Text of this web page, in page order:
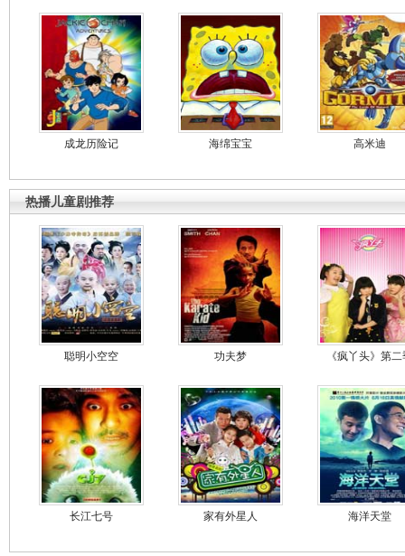
成龙历险记 海绵宝宝 高米迪
热播儿童剧推荐
聪明小空空 功夫梦 《疯丫头》第二
长江七号 家有外星人 海洋天堂